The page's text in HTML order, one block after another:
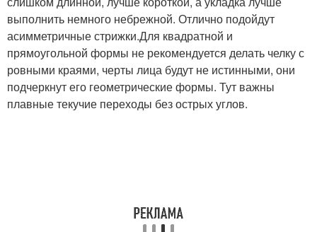
выполнить немного небрежной. Отлично подойдут
асимметричные стрижки.Для квадратной и
прямоугольной формы не рекомендуется делать челку с
ровными краями, черты лица будут не истинными, они
подчеркнут его геометрические формы. Тут важны
плавные текучие переходы без острых углов.